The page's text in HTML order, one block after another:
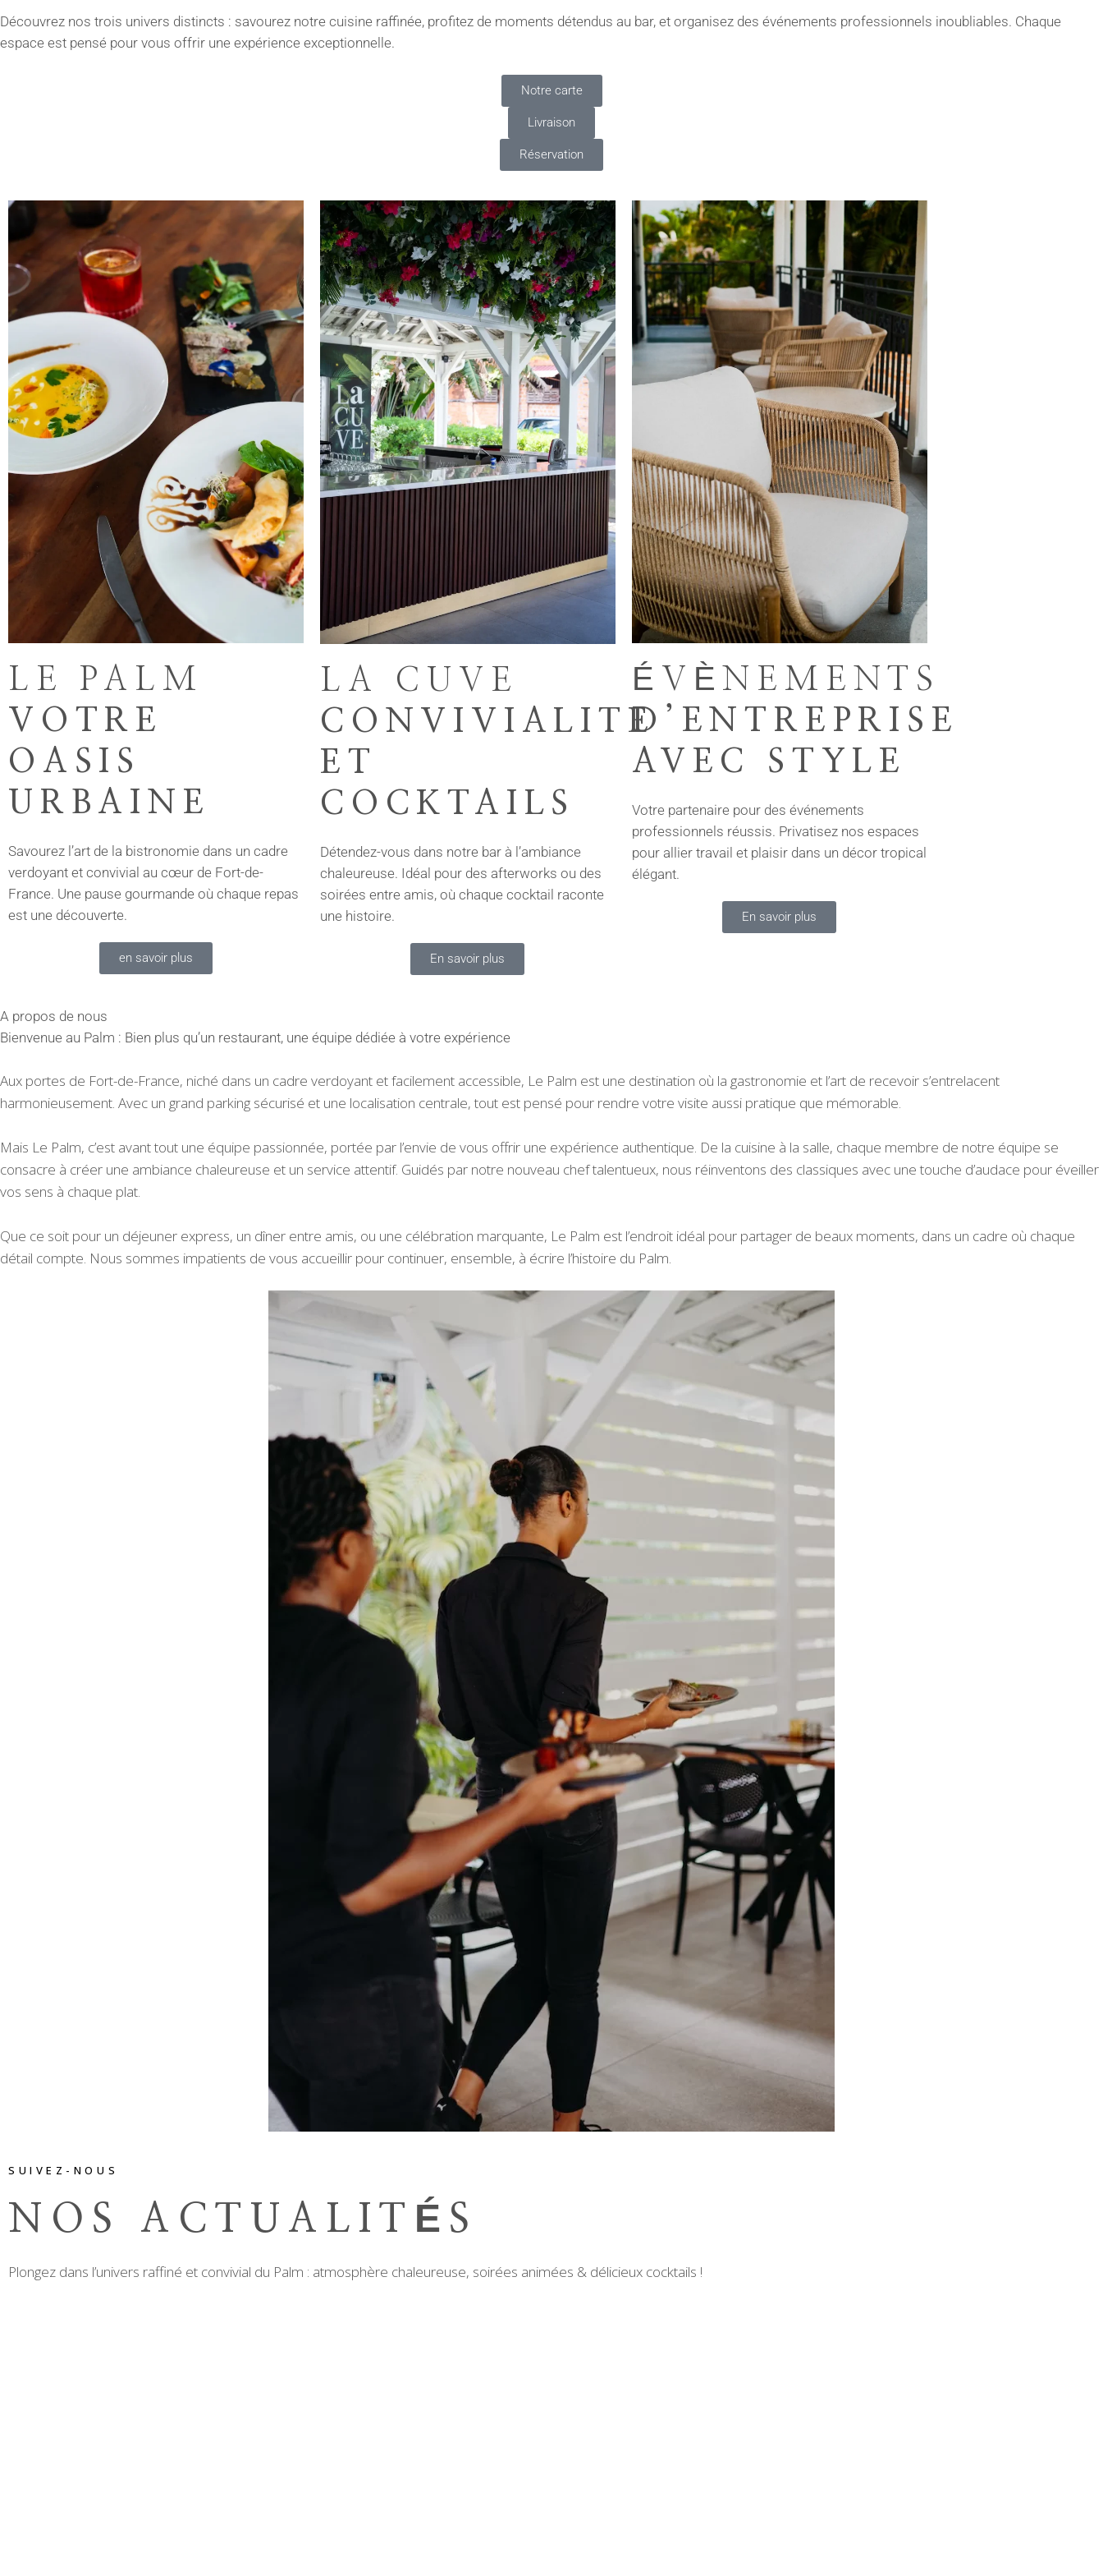
Découvrez nos trois univers distincts : savourez notre cuisine raffinée, profitez de moments détendus au bar, et organisez des événements professionnels inoubliables. Chaque
espace est pensé pour vous offrir une expérience exceptionnelle.
Notre carte
Livraison
Réservation
LE PALM
VOTRE
OASIS
URBAINE
Savourez l’art de la bistronomie dans un cadre
verdoyant et convivial au cœur de Fort-de-
France. Une pause gourmande où chaque repas
est une découverte.
en savoir plus
LA CUVE
CONVIVIALITE
ET
COCKTAILS
Détendez-vous dans notre bar à l’ambiance
chaleureuse. Idéal pour des afterworks ou des
soirées entre amis, où chaque cocktail raconte
une histoire.
En savoir plus
ÉVÈNEMENTS
D’ENTREPRISE
AVEC STYLE
Votre partenaire pour des événements
professionnels réussis. Privatisez nos espaces
pour allier travail et plaisir dans un décor tropical
élégant.
En savoir plus
A propos de nous
Bienvenue au Palm : Bien plus qu’un restaurant, une équipe dédiée à votre expérience
Aux portes de Fort-de-France, niché dans un cadre verdoyant et facilement accessible, Le Palm est une destination où la gastronomie et l’art de recevoir s’entrelacent
harmonieusement. Avec un grand parking sécurisé et une localisation centrale, tout est pensé pour rendre votre visite aussi pratique que mémorable.
Mais Le Palm, c’est avant tout une équipe passionnée, portée par l’envie de vous offrir une expérience authentique. De la cuisine à la salle, chaque membre de notre équipe se
consacre à créer une ambiance chaleureuse et un service attentif. Guidés par notre nouveau chef talentueux, nous réinventons des classiques avec une touche d’audace pour éveiller
vos sens à chaque plat.
Que ce soit pour un déjeuner express, un dîner entre amis, ou une célébration marquante, Le Palm est l’endroit idéal pour partager de beaux moments, dans un cadre où chaque
détail compte. Nous sommes impatients de vous accueillir pour continuer, ensemble, à écrire l’histoire du Palm.
SUIVEZ-NOUS
NOS ACTUALITÉS
Plongez dans l’univers raffiné et convivial du Palm : atmosphère chaleureuse, soirées animées & délicieux cocktails !